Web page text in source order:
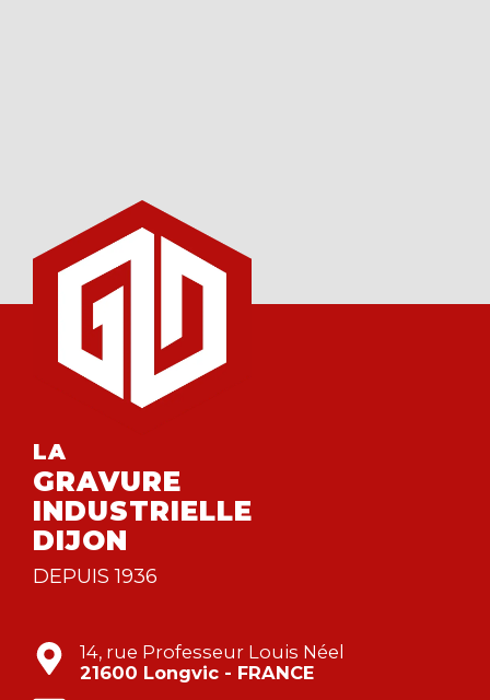
LA
GRAVURE
INDUSTRIELLE
DIJON
DEPUIS 1936
14, rue Professeur Louis Néel
21600 Longvic - FRANCE